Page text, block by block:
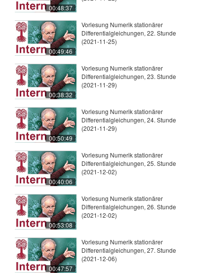
00:48:37
00:49:46
Vorlesung Numerik stationärer
Differentialgleichungen, 22. Stunde
(2021-11-25)
00:38:32
Vorlesung Numerik stationärer
Differentialgleichungen, 23. Stunde
(2021-11-29)
00:50:49
Vorlesung Numerik stationärer
Differentialgleichungen, 24. Stunde
(2021-11-29)
00:40:06
Vorlesung Numerik stationärer
Differentialgleichungen, 25. Stunde
(2021-12-02)
00:53:08
Vorlesung Numerik stationärer
Differentialgleichungen, 26. Stunde
(2021-12-02)
00:47:57
Vorlesung Numerik stationärer
Differentialgleichungen, 27. Stunde
(2021-12-06)